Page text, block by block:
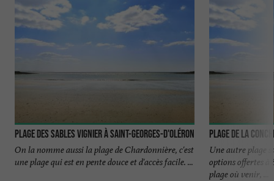
Plage des Sables Vignier à Saint-Georges-d'Oléron
On la nomme aussi la plage de Chardonnière, c'est
une plage qui est en pente douce et d'accès facile. ...
Une autre plage
options offertes à
plage où venir, ...